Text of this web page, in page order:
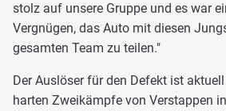
stolz auf unsere Gruppe und es war
Vergnügen, das Auto mit diesen
gesamten Team zu teilen."
Der Auslöser für den Defekt ist
harten Zweikämpfe von Verstappen